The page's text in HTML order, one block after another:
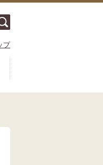
プ